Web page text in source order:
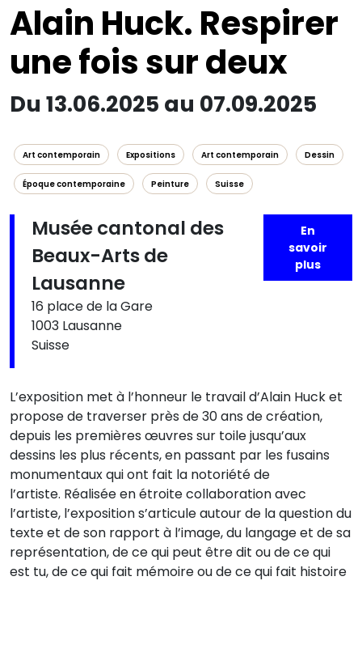
Alain Huck. Respirer
une fois sur deux
Du 13.06.2025 au 07.09.2025
Art contemporain Expositions Art contemporain Dessin
Époque contemporaine Peinture Suisse
Musée cantonal des
Beaux-Arts de
Lausanne
16 place de la Gare
1003 Lausanne
Suisse
En
savoir
plus
L’exposition met à l’honneur le travail d’Alain Huck et
propose de traverser près de 30 ans de création,
depuis les premières œuvres sur toile jusqu’aux
dessins les plus récents, en passant par les fusains
monumentaux qui ont fait la notoriété de
l’artiste. Réalisée en étroite collaboration avec
l’artiste, l’exposition s’articule autour de la question du
texte et de son rapport à l’image, du langage et de sa
représentation, de ce qui peut être dit ou de ce qui
est tu, de ce qui fait mémoire ou de ce qui fait histoire